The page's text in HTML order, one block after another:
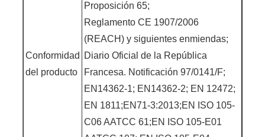
Conformidad
del producto
Proposición 65;
Reglamento CE 1907/2006
(REACH) y siguientes enmiendas;
Diario Oficial de la República
Francesa. Notificación 97/0141/F;
EN14362-1; EN14362-2; EN 12472;
EN 1811;EN71-3:2013;EN ISO 105-
C06 AATCC 61;EN ISO 105-E01